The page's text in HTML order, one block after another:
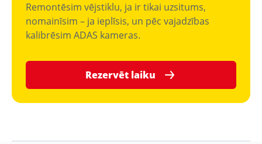
Remontēsim vējstiklu, ja ir tikai uzsitums,
nomainīsim – ja ieplīsis, un pēc vajadzības
kalibrēsim ADAS kameras.
Rezervēt laiku